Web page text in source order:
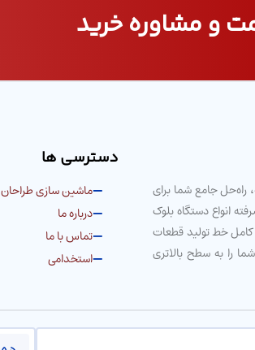
و مشاوره خرید
راه‌حل جامع شما برای
انواع دستگاه بلوک
کامل خط تولید قطعات
را به سطح بالاتری
دسترسی ها
ماشین سازی طراحان
درباره ما
تماس با ما
استخدامی